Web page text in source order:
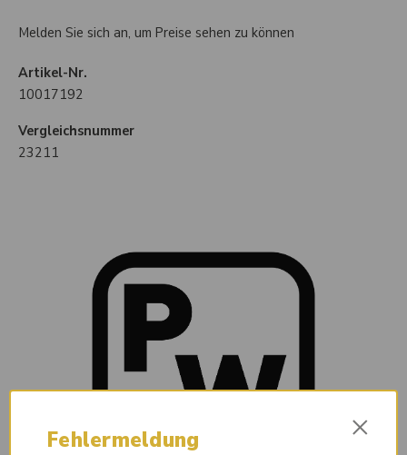
Melden Sie sich an, um Preise sehen zu können
Artikel-Nr.
10017192
Vergleichsnummer
23211
Fehlermeldung ×